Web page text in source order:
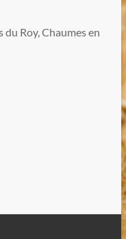
du Roy, Chaumes en